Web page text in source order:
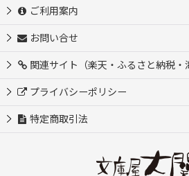
ご利用案内
お問い合せ
関連サイト（楽天・ふるさと納税・
プライバシーポリシー
特定商取引法